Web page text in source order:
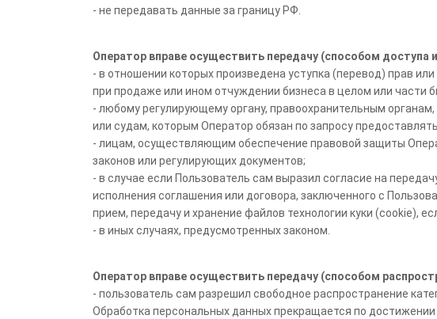
- не передавать данные за границу РФ.
Оператор вправе осуществить передачу (способом
- в отношении которых произведена уступка (перевод) прав
при продаже или ином отчуждении бизнеса в целом или части
- любому регулирующему органу, правоохранительным
или судам, которым Оператор обязан по запросу
- лицам, осуществляющим обеспечение правовой защиты
законов или регулирующих документов;
- в случае если Пользователь сам выразил согласие на
исполнения соглашения или договора, заключенного с
прием, передачу и хранение файлов технологии куки (cookie),
- в иных случаях, предусмотренных законом.
Оператор вправе осуществить передачу (способом
- пользователь сам разрешил свободное распространение
Обработка персональных данных прекращается по